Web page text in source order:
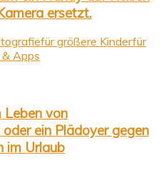
ersetzt.
für größere Kinderfür
Apps
Leben von
ein Plädoyer gegen
im Urlaub